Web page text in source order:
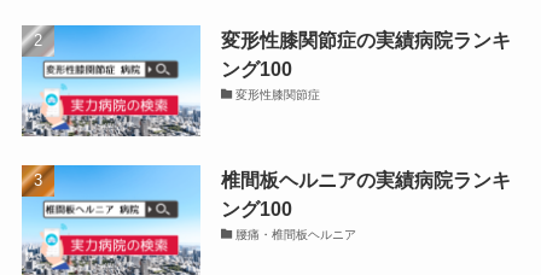
変形性膝関節症の実績病院ランキ
ング100
変形性膝関節症
椎間板ヘルニアの実績病院ランキ
ング100
腰痛・椎間板ヘルニア